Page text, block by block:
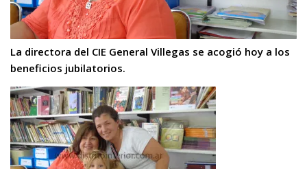
La directora del CIE General Villegas se acogió hoy a los
beneficios jubilatorios.